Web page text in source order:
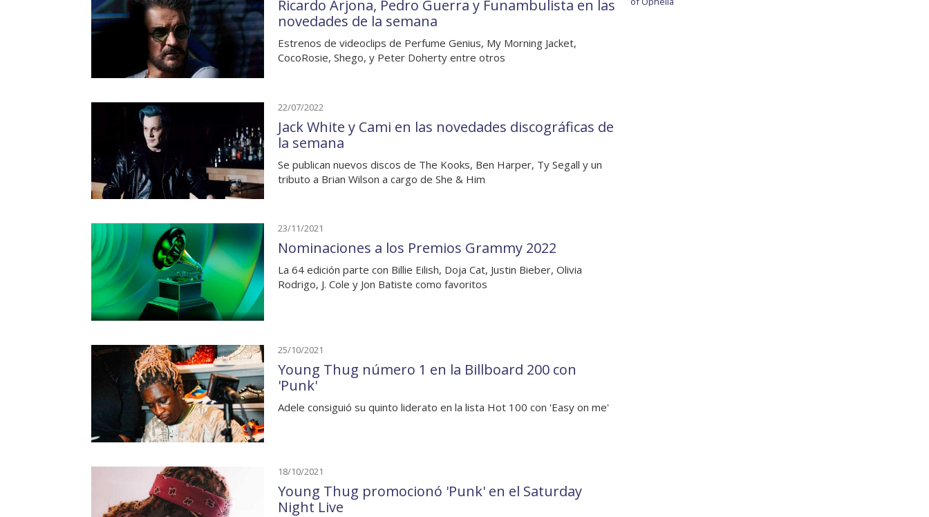
Ricardo Arjona, Pedro Guerra y Funambulista en las
novedades de la semana
Estrenos de videoclips de Perfume Genius, My Morning Jacket,
CocoRosie, Shego, y Peter Doherty entre otros
22/07/2022
Jack White y Cami en las novedades discográficas de
la semana
Se publican nuevos discos de The Kooks, Ben Harper, Ty Segall y un
tributo a Brian Wilson a cargo de She & Him
23/11/2021
Nominaciones a los Premios Grammy 2022
La 64 edición parte con Billie Eilish, Doja Cat, Justin Bieber, Olivia
Rodrigo, J. Cole y Jon Batiste como favoritos
25/10/2021
Young Thug número 1 en la Billboard 200 con
'Punk'
Adele consiguió su quinto liderato en la lista Hot 100 con 'Easy on me'
18/10/2021
Young Thug promocionó 'Punk' en el Saturday
Night Live